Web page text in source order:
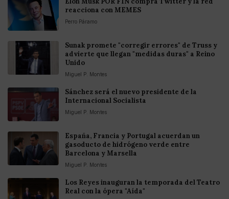
reacciona con MEMES
Perro Páramo
Sunak promete "corregir errores" de Truss y
advierte que llegan "medidas duras" a Reino
Unido
Miguel P. Montes
Sánchez será el nuevo presidente de la
Internacional Socialista
Miguel P. Montes
España, Francia y Portugal acuerdan un
gasoducto de hidrógeno verde entre
Barcelona y Marsella
Miguel P. Montes
Los Reyes inauguran la temporada del Teatro
Real con la ópera "Aída"